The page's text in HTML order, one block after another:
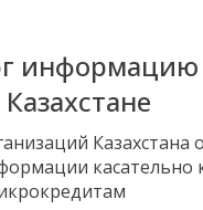
информацию
Казахстана
касательно